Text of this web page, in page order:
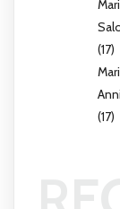
(17)
(17)